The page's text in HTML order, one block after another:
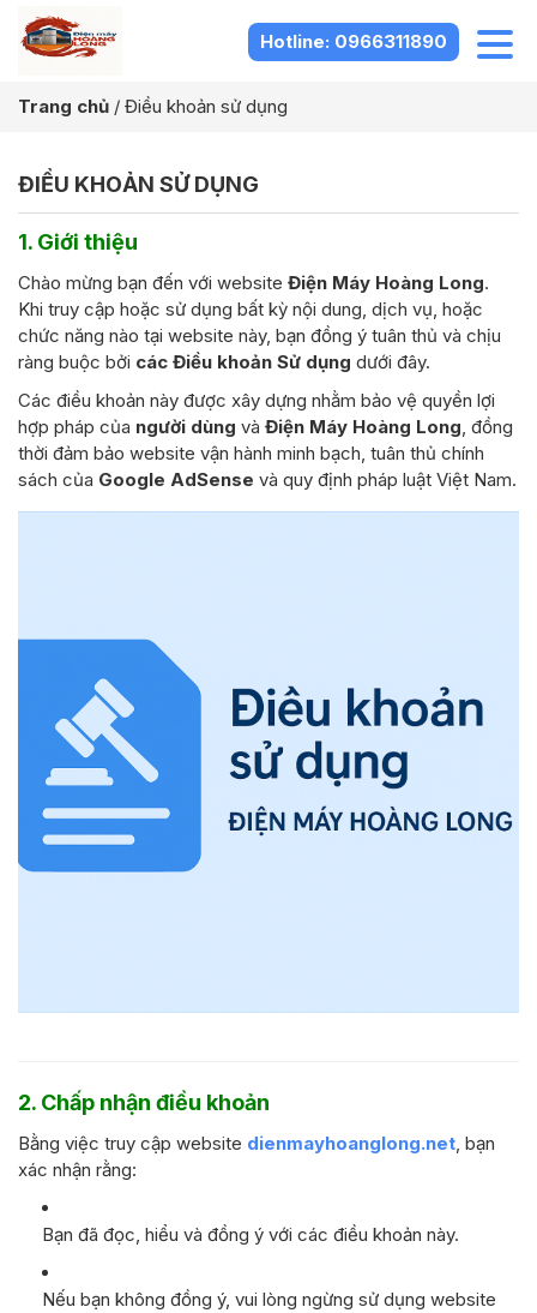
Hotline: 0966311890
Trang chủ / Điều khoản sử dụng
ĐIỀU KHOẢN SỬ DỤNG
1. Giới thiệu
Chào mừng bạn đến với website Điện Máy Hoàng Long.
Khi truy cập hoặc sử dụng bất kỳ nội dung, dịch vụ, hoặc
chức năng nào tại website này, bạn đồng ý tuân thủ và chịu
ràng buộc bởi các Điều khoản Sử dụng dưới đây.
Các điều khoản này được xây dựng nhằm bảo vệ quyền lợi
hợp pháp của người dùng và Điện Máy Hoàng Long, đồng
thời đảm bảo website vận hành minh bạch, tuân thủ chính
sách của Google AdSense và quy định pháp luật Việt Nam.
2. Chấp nhận điều khoản
Bằng việc truy cập website dienmayhoanglong.net, bạn
xác nhận rằng:
Bạn đã đọc, hiểu và đồng ý với các điều khoản này.
Nếu bạn không đồng ý, vui lòng ngừng sử dụng website